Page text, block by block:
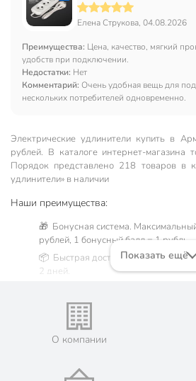
Елена Струкова, 04.08.2026
Преимущества: Цена, качество, мягкий
удобств при подключении.
Недостатки: Нет
Комментарий: Очень удобная вещь для
нескольких потребителей одновременно.
Электрические удлинители купить в
рублей. В каталоге интернет-магазина
Порядок представлено 218 товаров в
удлинители» в наличии
Наши преимущества:
🎁 Бонусная система.
рублей, 1 бонусный балл = 1 рубль.
📦 Быстрая доставка. Самовывоз
2 дней.
Жители Краснодарском крае могут
его онлайн на официальном сайте
Мы предлагаем бесплатную
«электрические удлинители» при
Лабинск, Кропоткин, Гулькевичи.
Показать ещё
О компании